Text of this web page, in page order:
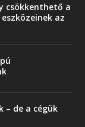
csökkenthető a
az
– de a cégük